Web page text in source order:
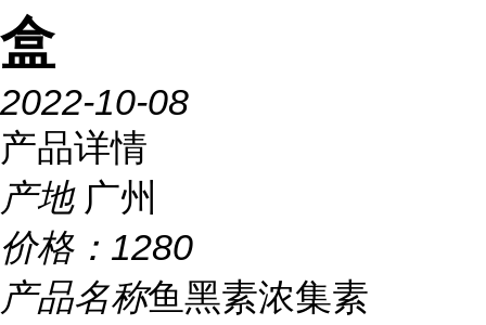
盒
2022-10-08
产品详情
产地 广州
价格： 1280
产品名称鱼黑素浓集素